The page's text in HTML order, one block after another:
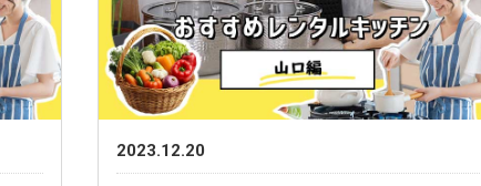
2023.12.20